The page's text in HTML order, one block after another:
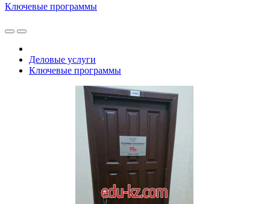
Ключевые программы
Деловые услуги
Ключевые программы